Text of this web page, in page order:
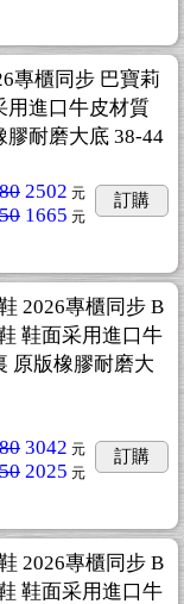
專櫃同步 巴寶莉
用進口牛皮材質
膠耐磨大底 38-44
2502 元
1665 元
訂購
2026專櫃同步 B
鞋面采用進口牛
原版橡膠耐磨大
3042 元
2025 元
訂購
2026專櫃同步 B
鞋面采用進口牛